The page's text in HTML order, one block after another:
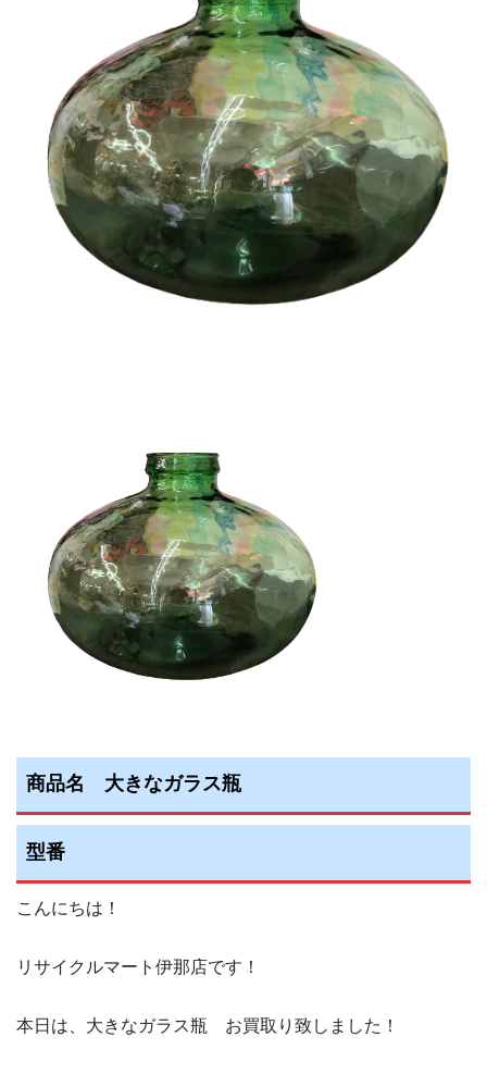
商品名 大きなガラス瓶
型番
こんにちは！
リサイクルマート伊那店です！
本日は、大きなガラス瓶 お買取り致しました！